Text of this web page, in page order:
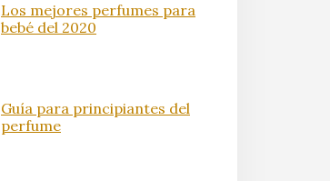
Los mejores perfumes para
bebé del 2020
Guía para principiantes del
perfume